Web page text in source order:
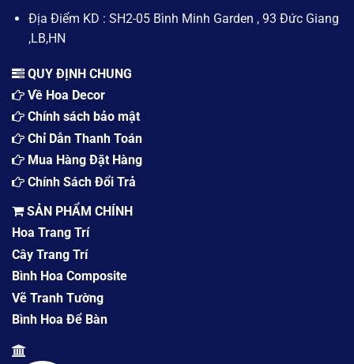
Địa Điểm KD : SH2-05 Bình Minh Garden , 93 Đức Giang
,LB,HN
QUY ĐỊNH CHUNG
Về Hoa Decor
Chính sách bảo mật
Chỉ Dẫn Thanh Toán
Mua Hàng Đặt Hàng
Chính Sách Đổi Trả
SẢN PHẨM CHÍNH
Hoa Trang Trí
Cây Trang Trí
Bình Hoa Composite
Vẽ Tranh Tường
Bình Hoa Để Bàn